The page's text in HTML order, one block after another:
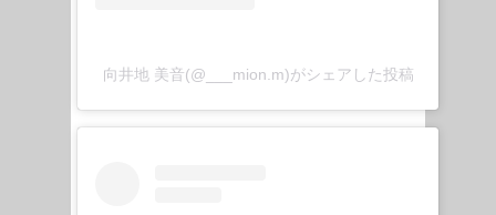
向井地 美音(@___mion.m)がシェアした投稿